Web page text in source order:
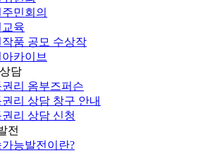
민회의
육
작품 공모 수상작
카이브
담
권리 옴부즈퍼슨
리 상담 창구 안내
리 상담 신청
전
가능발전이란?